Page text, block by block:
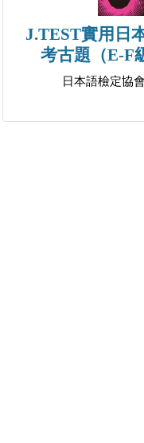
J.TEST實用日
考古題（E-F
日本語檢定協